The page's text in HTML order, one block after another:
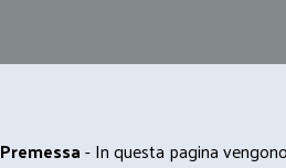
Premessa- In questa pagina